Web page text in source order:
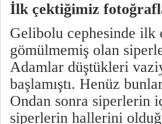
İlk çektiğimiz
Gelibolu cephesinde
gömülmemiş olan
Adamlar düştükleri
başlamıştı. Henüz
Ondan sonra siperlerin
siperlerin hallerini